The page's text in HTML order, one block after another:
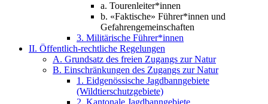
a. Tourenleiter*innen
b. «Faktische» Führer*innen und
Gefahrengemeinschaften
3. Militärische Führer*innen
II. Öffentlich-rechtliche Regelungen
A. Grundsatz des freien Zugangs zur Natur
B. Einschränkungen des Zugangs zur Natur
1. Eidgenössische Jagdbanngebiete
(Wildtierschutzgebiete)
2. Kantonale Jagdbanngebiete